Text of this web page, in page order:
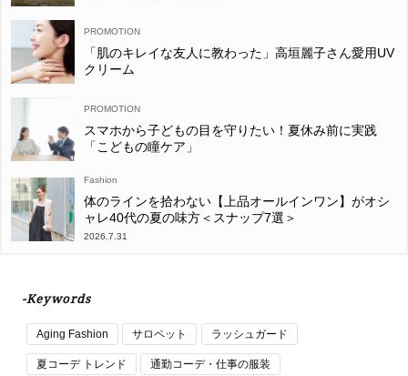
「肌のキレイな友人に教わった」高垣麗子さん愛用UV
クリーム
スマホから子どもの目を守りたい！夏休み前に実践
「こどもの瞳ケア」
Fashion
体のラインを拾わない【上品オールインワン】がオシ
ャレ40代の夏の味方＜スナップ7選＞
2026.7.31
-Keywords
Aging Fashion サロペット ラッシュガード
夏コーデ トレンド 通勤コーデ・仕事の服装